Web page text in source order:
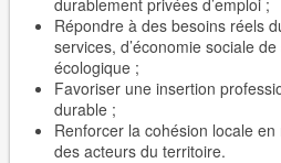
durablement privées d’emploi ;
Répondre à des besoins réels
services, d’économie sociale
écologique ;
Favoriser une insertion
durable ;
Renforcer la cohésion locale en
des acteurs du territoire.